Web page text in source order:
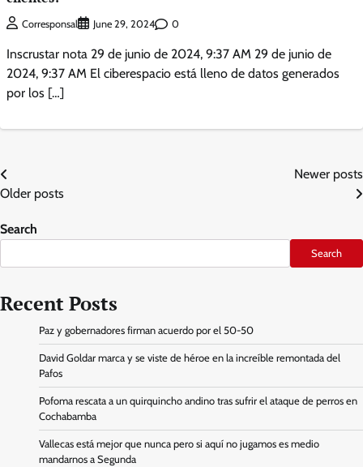
Corresponsal June 29, 2024 0
Inscrustar nota 29 de junio de 2024, 9:37 AM 29 de junio de
2024, 9:37 AM El ciberespacio está lleno de datos generados
por los […]
Posts
navigation
Older posts
Newer posts
Search
Search
Recent Posts
Paz y gobernadores firman acuerdo por el 50-50
David Goldar marca y se viste de héroe en la increíble remontada del
Pafos
Pofoma rescata a un quirquincho andino tras sufrir el ataque de perros en
Cochabamba
Vallecas está mejor que nunca pero si aquí no jugamos es medio
mandarnos a Segunda